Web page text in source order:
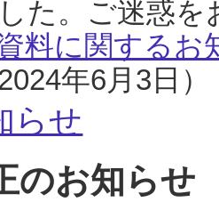
た。ご迷惑
料に関するお
年6月3日）
らせ
のお知らせ